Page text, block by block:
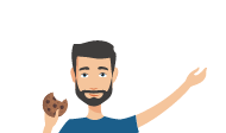
NACHDiGAL